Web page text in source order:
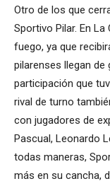
Otro de los que
Sportivo Pilar. En
fuego, ya que
pilarenses llegan de
participación que
rival de turno
con jugadores de
Pascual, Leonardo
todas maneras,
más en su cancha,